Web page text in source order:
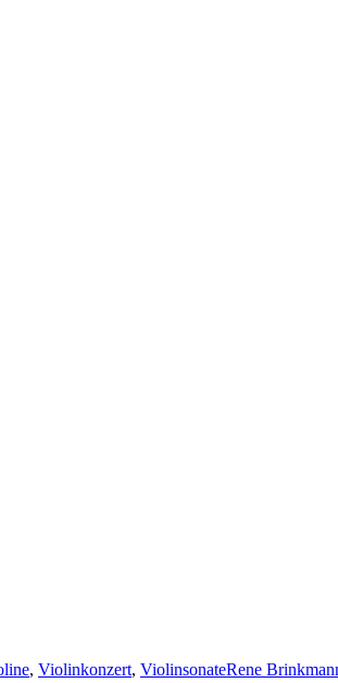
, Violinkonzert, ViolinsonateRene